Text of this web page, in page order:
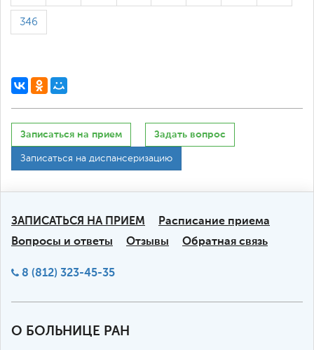
346
Записаться на прием Задать вопрос
Записаться на диспансеризацию
ЗАПИСАТЬСЯ НА ПРИЕМ
Расписание приема
Вопросы и ответы
Отзывы Обратная связь
8 (812) 323-45-35
О БОЛЬНИЦЕ РАН